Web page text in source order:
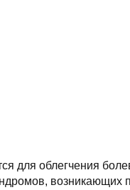
для облегчения
возникающих